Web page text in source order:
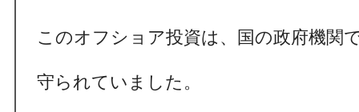
このオフショア投資は、国の政府機関
守られていました。